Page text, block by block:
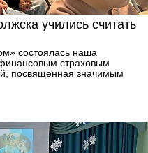
учились считать
состоялась наша
страховым
посвященная значимым